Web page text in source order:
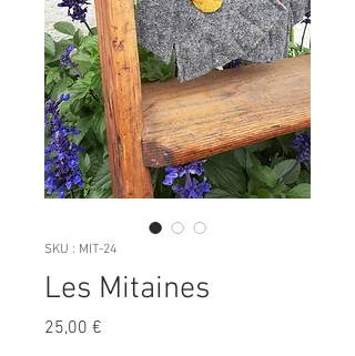
SKU : MIT-24
Les Mitaines
25,00 €